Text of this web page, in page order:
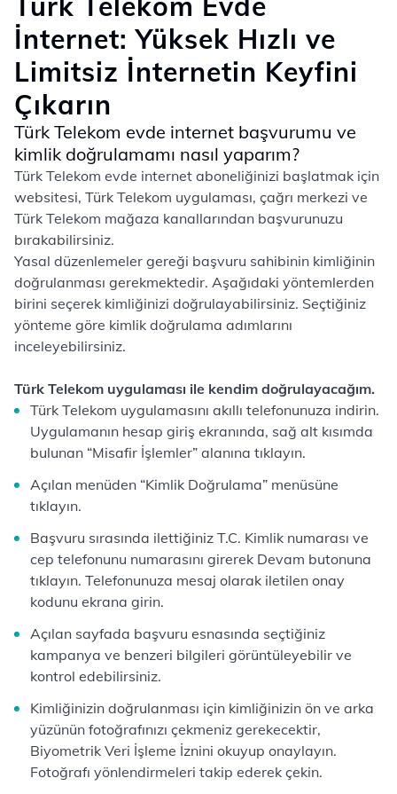
İnternet: Yüksek Hızlı ve
Limitsiz İnternetin Keyfini
Çıkarın
Türk Telekom evde internet başvurumu ve
kimlik doğrulamamı nasıl yaparım?
Türk Telekom evde internet aboneliğinizi başlatmak için
websitesi, Türk Telekom uygulaması, çağrı merkezi ve
Türk Telekom mağaza kanallarından başvurunuzu
bırakabilirsiniz.
Yasal düzenlemeler gereği başvuru sahibinin kimliğinin
doğrulanması gerekmektedir. Aşağıdaki yöntemlerden
birini seçerek kimliğinizi doğrulayabilirsiniz. Seçtiğiniz
yönteme göre kimlik doğrulama adımlarını
inceleyebilirsiniz.
Türk Telekom uygulaması ile kendim doğrulayacağım.
Türk Telekom uygulamasını akıllı telefonunuza indirin.
Uygulamanın hesap giriş ekranında, sağ alt kısımda
bulunan “Misafir İşlemler” alanına tıklayın.
Açılan menüden “Kimlik Doğrulama” menüsüne
tıklayın.
Başvuru sırasında ilettiğiniz T.C. Kimlik numarası ve
cep telefonunu numarasını girerek Devam butonuna
tıklayın. Telefonunuza mesaj olarak iletilen onay
kodunu ekrana girin.
Açılan sayfada başvuru esnasında seçtiğiniz
kampanya ve benzeri bilgileri görüntüleyebilir ve
kontrol edebilirsiniz.
Kimliğinizin doğrulanması için kimliğinizin ön ve arka
yüzünün fotoğrafınızı çekmeniz gerekecektir,
Biyometrik Veri İşleme İznini okuyup onaylayın.
Fotoğrafı yönlendirmeleri takip ederek çekin.